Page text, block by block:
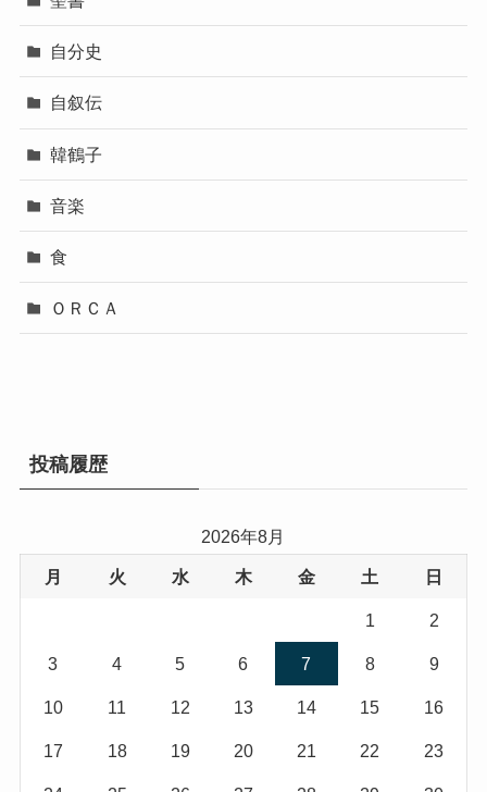
自分史
自叙伝
韓鶴子
音楽
食
ＯＲＣＡ
投稿履歴
2026年8月
月 火 水 木 金 土 日
1 2
3 4 5 6 7 8 9
10 11 12 13 14 15 16
17 18 19 20 21 22 23